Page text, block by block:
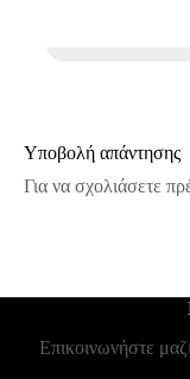
Υποβολή απάντησης
Για να σχολιάσετε
Επικοινωνήστε